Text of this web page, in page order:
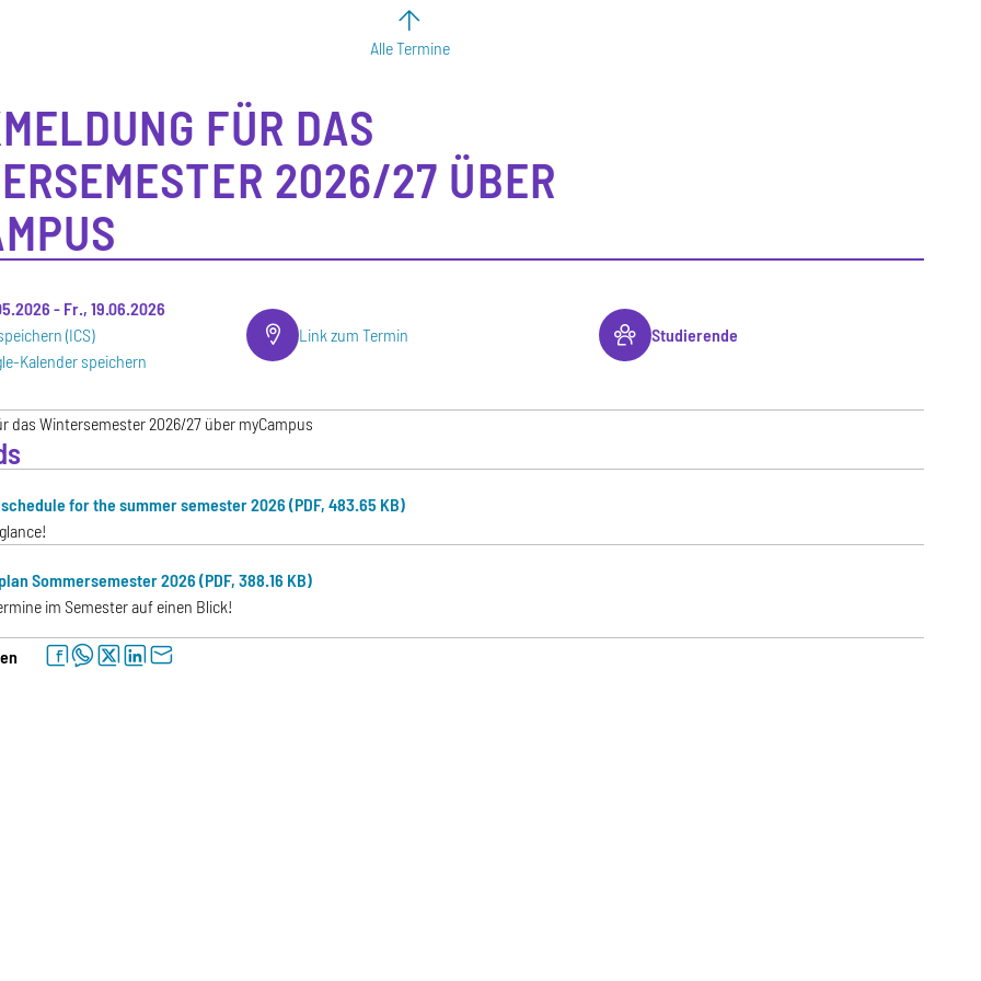
Alle Termine
FÜR DAS
2026/27 ÜBER
- Fr., 19.06.2026
(ICS)
Kalender speichern
Link zum Termin Studierende
das Wintersemester 2026/27 über myCampus
for the summer semester 2026 (PDF, 483.65 KB)
Sommersemester 2026 (PDF, 388.16 KB)
im Semester auf einen Blick!
facebookwhatsapptwitterlinkedinletter